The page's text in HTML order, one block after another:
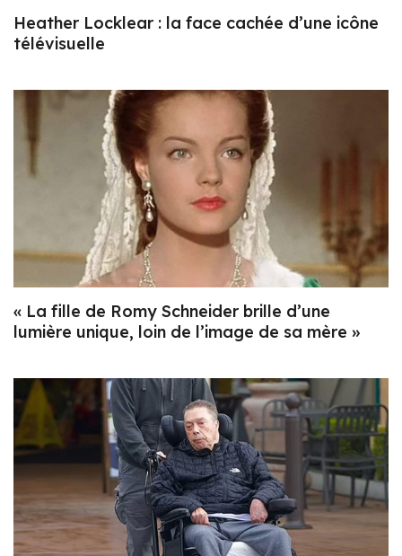
Heather Locklear : la face cachée d’une icône
télévisuelle
« La fille de Romy Schneider brille d’une
lumière unique, loin de l’image de sa mère »